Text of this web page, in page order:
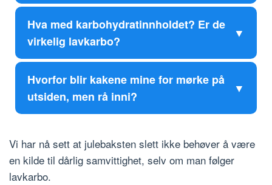
Hva med karbohydratinnholdet? Er de
virkelig lavkarbo?
Hvorfor blir kakene mine for mørke på
utsiden, men rå inni?
Vi har nå sett at julebaksten slett ikke behøver å være
en kilde til dårlig samvittighet, selv om man følger
lavkarbo.